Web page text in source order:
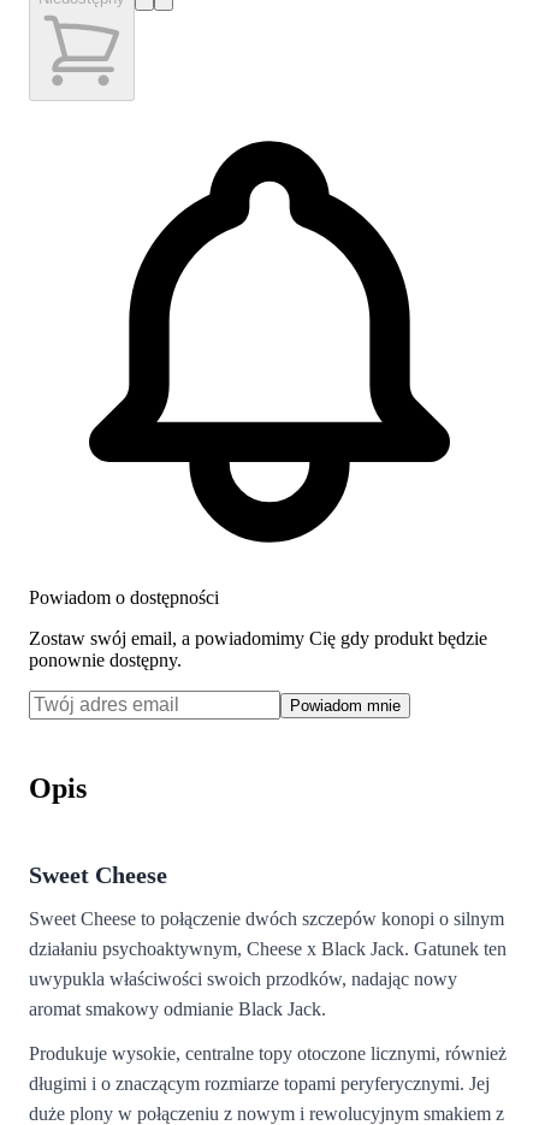
Powiadom o dostępności
Zostaw swój email, a powiadomimy Cię gdy produkt będzie
ponownie dostępny.
Powiadom mnie
Opis
Sweet Cheese
Sweet Cheese to połączenie dwóch szczepów konopi o silnym
działaniu psychoaktywnym, Cheese x Black Jack. Gatunek ten
uwypukla właściwości swoich przodków, nadając nowy
aromat smakowy odmianie Black Jack.
Produkuje wysokie, centralne topy otoczone licznymi, również
długimi i o znaczącym rozmiarze topami peryferycznymi. Jej
duże plony w połączeniu z nowym i rewolucyjnym smakiem z